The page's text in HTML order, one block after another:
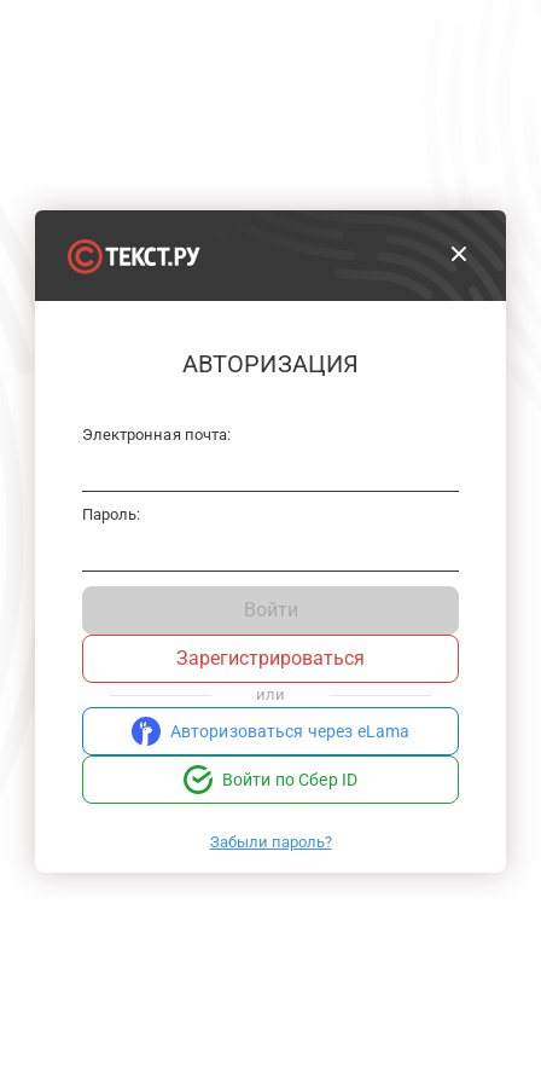
АВТОРИЗАЦИЯ
Электронная почта:
Пароль:
Войти
Зарегистрироваться
или
Авторизоваться через eLama
Войти по Сбер ID
Забыли пароль?